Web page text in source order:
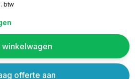
btw
winkelwagen
offerte aan